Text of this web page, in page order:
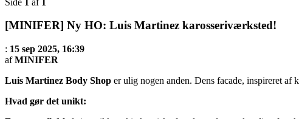
[MINIFER] Ny HO: Luis Martinez karosseriværksted!
: 15 sep 2025, 16:39
afMINIFER
Luis Martinez Body Shop er ulig nogen anden. Dens facade, inspireret
Hvad gør det unikt: